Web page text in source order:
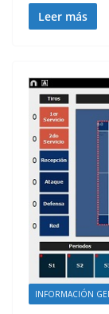
Leer más
INFORMACIÓN